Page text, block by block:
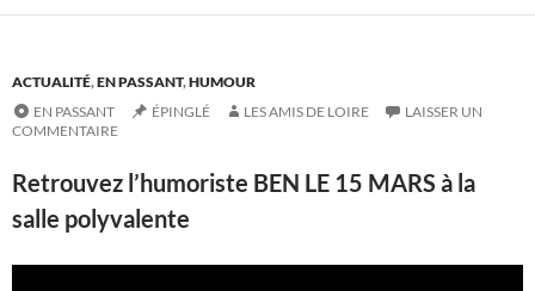
ACTUALITÉ,EN PASSANT,HUMOUR
EN PASSANT
ÉPINGLÉ LES AMIS DE LOIRE
LAISSER UN
COMMENTAIRE
Retrouvez l’humoriste BEN LE 15 MARS à la
salle polyvalente